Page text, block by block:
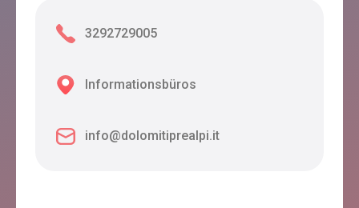
3292729005
Informationsbüros
info@dolomitiprealpi.it